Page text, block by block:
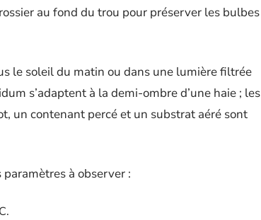
au fond du trou pour préserver les bulbes
le soleil du matin ou dans une lumière filtrée
s’adaptent à la demi-ombre d’une haie ; les
un contenant percé et un substrat aéré sont
à observer :